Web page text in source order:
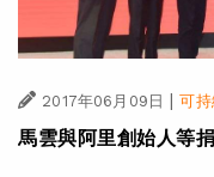
2017年06月09日 可持
馬雲與阿里創始人等